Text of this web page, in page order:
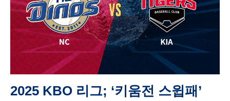
2025 KBO 리그; ‘키움전 스윕패’